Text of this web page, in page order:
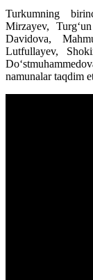
Turkumning
Mirzayev,
Davidova,
Lutfullayev,
namunalar taqdim